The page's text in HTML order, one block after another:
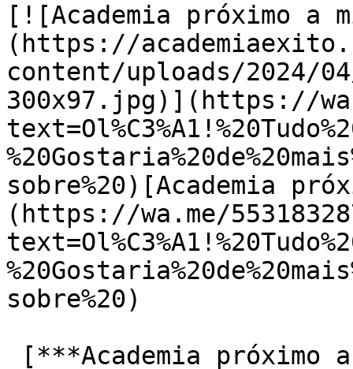
[![Academia próximo a
(https://
content/uploads/2024/
300x97.jpg)](https://
sobre%20)[Academia
(https://wa.me/
sobre%20)